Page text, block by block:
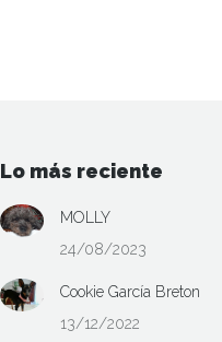
Lo más reciente
MOLLY
24/08/2023
Cookie García Breton
13/12/2022